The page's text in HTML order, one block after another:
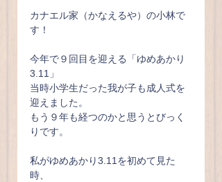
カナエル家（かなえるや）の小林で
す！
今年で９回目を迎える「ゆめあかり
3.11」
当時小学生だった我が子も成人式を
迎えました。
もう９年も経つのかと思うとびっく
りです。
私がゆめあかり3.11を初めて見た
時、